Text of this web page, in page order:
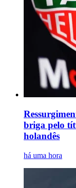
briga pelo
holandês
há uma hora